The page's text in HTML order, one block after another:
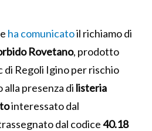
ha comunicatoil richiamo di
Rovetano, prodotto
di Regoli Igino per rischio
presenza di listeria
interessato dal
dal codice40.18